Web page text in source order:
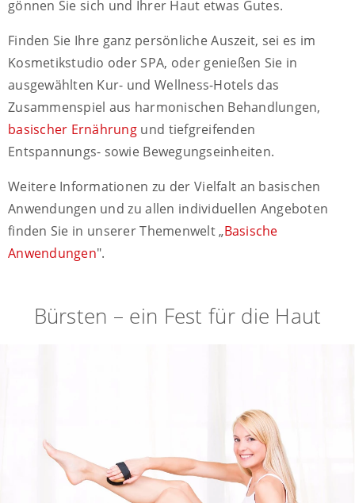
gönnen Sie sich und Ihrer Haut etwas Gutes.
Finden Sie Ihre ganz persönliche Auszeit, sei es im
Kosmetikstudio oder SPA, oder genießen Sie in
ausgewählten Kur- und Wellness-Hotels das
Zusammenspiel aus harmonischen Behandlungen,
basischer Ernährungund tiefgreifenden
Entspannungs- sowie Bewegungseinheiten.
Weitere Informationen zu der Vielfalt an basischen
Anwendungen und zu allen individuellen Angeboten
finden Sie in unserer Themenwelt „Basische
Anwendungen".
Bürsten – ein Fest für die Haut